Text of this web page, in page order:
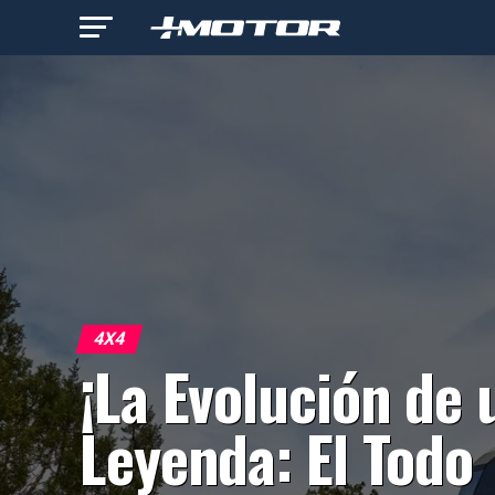
4X4
¡La Evolución de
Leyenda: El Todo